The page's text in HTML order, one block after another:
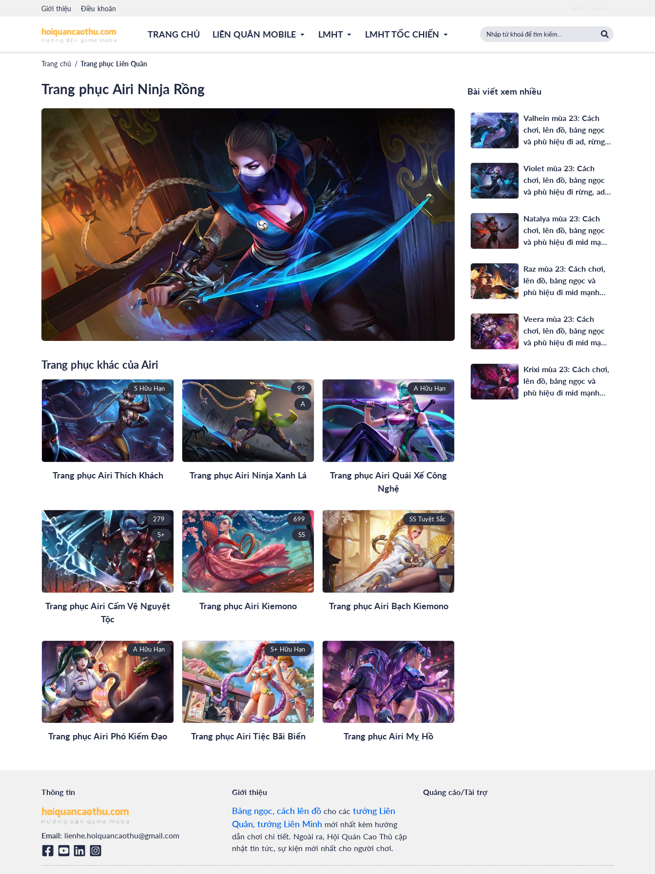
Giới thiệu Điều khoản
TRANG CHỦ LIÊN QUÂN MOBILE LMHT LMHT TỐC CHIẾN
Trang chủ / Trang phục Liên Quân
Trang phục Airi Ninja Rồng
Trang phục khác của Airi
S Hữu Hạn
Trang phục Airi Thích Khách
99
A
Trang phục Airi Ninja Xanh Lá
A Hữu Hạn
Trang phục Airi Quái Xế Công
Nghệ
279
S+
Trang phục Airi Cấm Vệ Nguyệt
Tộc
699
SS
Trang phục Airi Kiemono
SS Tuyệt Sắc
Trang phục Airi Bạch Kiemono
A Hữu Hạn
Trang phục Airi Phó Kiếm Đạo
S+ Hữu Hạn
Trang phục Airi Tiệc Bãi Biển Trang phục Airi Mỵ Hồ
Bài viết xem nhiều
Valhein mùa 23: Cách
chơi, lên đồ, bảng ngọc
và phù hiệu đi ad, rừng
Violet mùa 23: Cách
chơi, lên đồ, bảng ngọc
và phù hiệu đi rừng, ad
Natalya mùa 23: Cách
chơi, lên đồ, bảng ngọc
và phù hiệu đi mid mạnh
Raz mùa 23: Cách chơi,
lên đồ, bảng ngọc và
phù hiệu đi mid mạnh
Veera mùa 23: Cách
chơi, lên đồ, bảng ngọc
và phù hiệu đi mid mạnh
Krixi mùa 23: Cách chơi,
lên đồ, bảng ngọc và
phù hiệu đi mid mạnh
Thông tin
Email: lienhe.hoiquancaothu@gmail.com
Giới thiệu
Bảng ngọc, cách lên đồ cho các tướng Liên
Quân tướng Liên Minh mới nhất kèm hướng
dẫn chơi chi tiết. Ngoài ra, Hội Quán Cao Thủ cập
nhật tin tức, sự kiện mới nhất cho người chơi.
Quảng cáo/Tài trợ